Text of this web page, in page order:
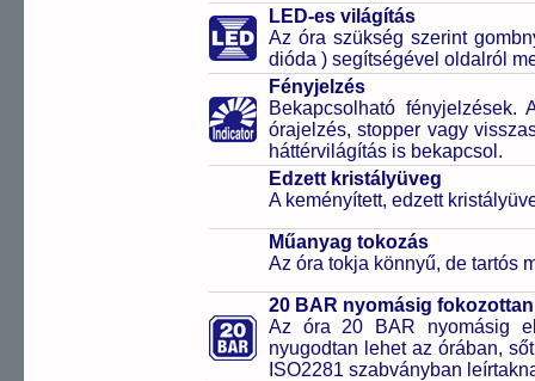
LED-es világítás
Az óra szükség szerint
dióda ) segítségével oldalról
Fényjelzés
Bekapcsolható fényjelzések.
órajelzés, stopper vagy
háttérvilágítás is bekapcsol.
Edzett kristályüveg
A keményített, edzett
Műanyag tokozás
Az óra tokja könnyű, de tartós
20 BAR nyomásig
Az óra 20 BAR nyomásig
nyugodtan lehet az órában,
ISO2281 szabványban